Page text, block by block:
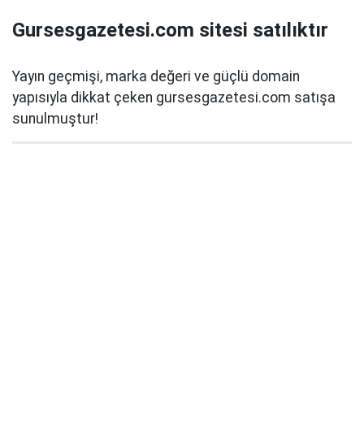
Gursesgazetesi.com sitesi satılıktır
Yayın geçmişi, marka değeri ve güçlü domain
yapısıyla dikkat çeken gursesgazetesi.com satışa
sunulmuştur!